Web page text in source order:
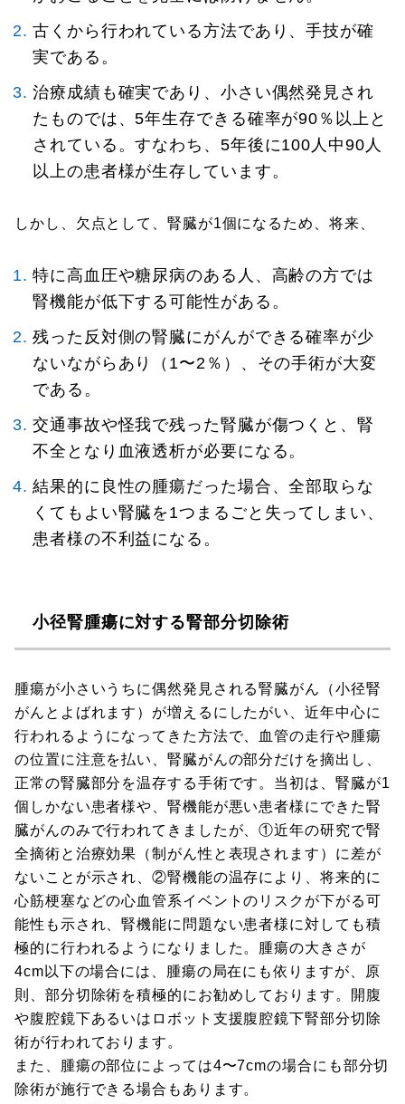
古くから行われている方法であり、手技が確
実である。
治療成績も確実であり、小さい偶然発見され
たものでは、5年生存できる確率が90％以上と
されている。すなわち、5年後に100人中90人
以上の患者様が生存しています。
しかし、欠点として、腎臓が1個になるため、将来、
特に高血圧や糖尿病のある人、高齢の方では
腎機能が低下する可能性がある。
残った反対側の腎臓にがんができる確率が少
ないながらあり（1〜2％）、その手術が大変
である。
交通事故や怪我で残った腎臓が傷つくと、腎
不全となり血液透析が必要になる。
結果的に良性の腫瘍だった場合、全部取らな
くてもよい腎臓を1つまるごと失ってしまい、
患者様の不利益になる。
小径腎腫瘍に対する腎部分切除術
腫瘍が小さいうちに偶然発見される腎臓がん（小径腎
がんとよばれます）が増えるにしたがい、近年中心に
行われるようになってきた方法で、血管の走行や腫瘍
の位置に注意を払い、腎臓がんの部分だけを摘出し、
正常の腎臓部分を温存する手術です。当初は、腎臓が1
個しかない患者様や、腎機能が悪い患者様にできた腎
臓がんのみで行われてきましたが、①近年の研究で腎
全摘術と治療効果（制がん性と表現されます）に差が
ないことが示され、②腎機能の温存により、将来的に
心筋梗塞などの心血管系イベントのリスクが下がる可
能性も示され、腎機能に問題ない患者様に対しても積
極的に行われるようになりました。腫瘍の大きさが
4cm以下の場合には、腫瘍の局在にも依りますが、原
則、部分切除術を積極的にお勧めしております。開腹
や腹腔鏡下あるいはロボット支援腹腔鏡下腎部分切除
術が行われております。
また、腫瘍の部位によっては4〜7cmの場合にも部分切
除術が施行できる場合もあります。